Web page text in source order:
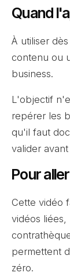
Quand
À utiliser
contenu ou
business.
L'objectif
repérer les
qu'il faut
valider
Pour
Cette vidéo
vidéos liées,
permettent
zéro.